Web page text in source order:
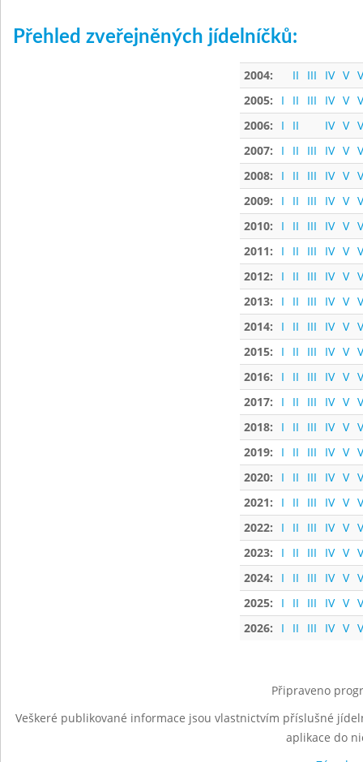
Přehled zveřejněných jídelníčků:
2004: II III IV V
2005:
I II III IV V
2006:
I II IV V
2007:
I II III IV V
2008:
I II III IV V
2009:
I II III IV V
2010:
I II III IV V
2011:
I II III IV V
2012:
I II III IV V
2013:
I II III IV V
2014:
I II III IV V
2015:
I II III IV V
2016:
I II III IV V
2017:
I II III IV V
2018:
I II III IV V
2019:
I II III IV V
2020:
I II III IV V
2021:
I II III IV V
2022:
I II III IV V
2023:
I II III IV V
2024:
I II III IV V
2025:
I II III IV V
2026:
I II III IV V
Připraveno
Veškeré publikované informace jsou vlastnictvím příslušné
aplikace do